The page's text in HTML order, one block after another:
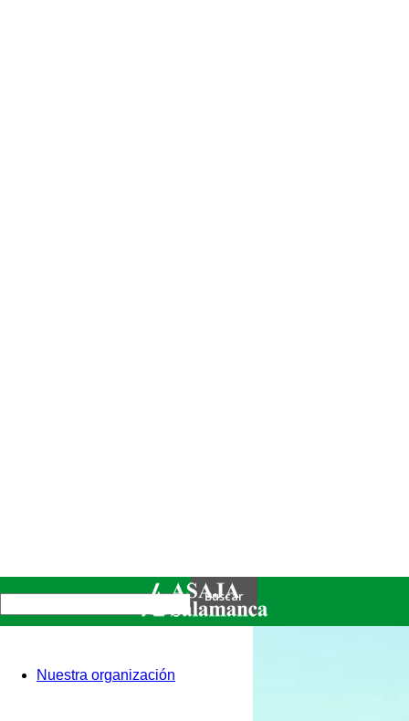
Nuestra organización